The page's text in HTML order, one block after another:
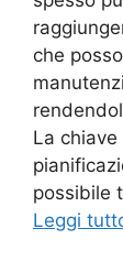
che
La chiave
possibile
Leggi